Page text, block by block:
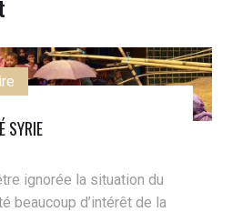
SYRIE
ignorée la situation du
beaucoup d’intérêt de la